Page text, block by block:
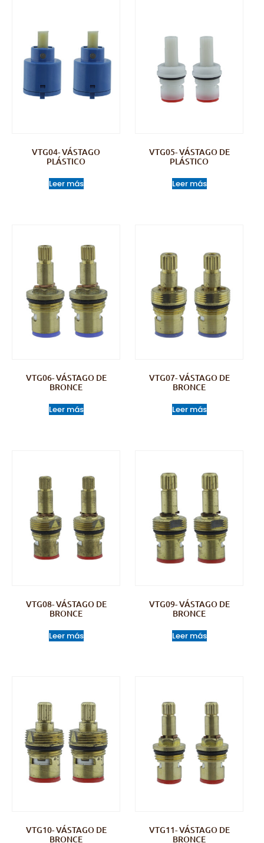
VTG04- VÁSTAGO
PLÁSTICO
Leer más
VTG05- VÁSTAGO DE
PLÁSTICO
Leer más
VTG06- VÁSTAGO DE
BRONCE
Leer más
VTG07- VÁSTAGO DE
BRONCE
Leer más
VTG08- VÁSTAGO DE
BRONCE
Leer más
VTG09- VÁSTAGO DE
BRONCE
Leer más
VTG10- VÁSTAGO DE
BRONCE
VTG11- VÁSTAGO DE
BRONCE